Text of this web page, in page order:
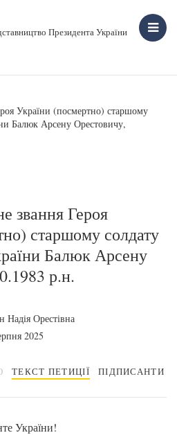
Президента України
України (посмертно) старшому
Балюк Арсену Орестовичу,
звання Героя
старшому солдату
Балюк Арсену
р.н.
Надія Орестівна
2025
ТЕКСТ ПЕТИЦІЇ ПІДПИСАНТИ
України!